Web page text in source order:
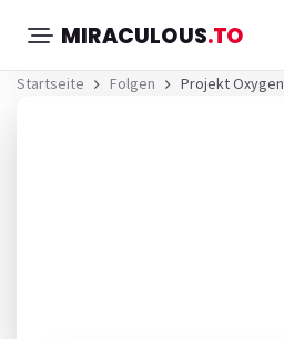
MIRACULOUS.TO
Startseite Folgen Projekt Oxygen